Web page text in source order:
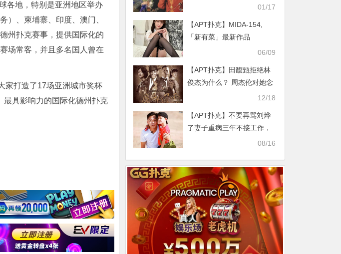
各地，特别是亚洲地区举办
）、柬埔寨、印度、澳门、
州扑克赛事，提供国际化的
场常客，并且多名国人曾在
家打造了17场亚洲城市奖杯
最具影响力的国际化德州扑克
01/17
【APT扑克】MIDA-154,
「新有菜」最新作品
06/09
【APT扑克】田馥甄拒绝林
俊杰为什么？ 周杰伦对她念
12/18
【APT扑克】不要再骂刘烨
了妻子重病三年不接工作，
08/16